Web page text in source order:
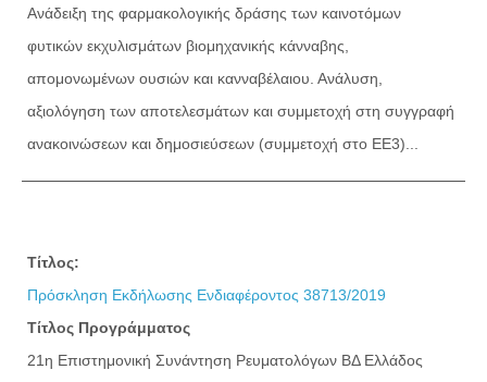
Ανάδειξη της φαρμακολογικής δράσης των καινοτόμων
φυτικών εκχυλισμάτων βιομηχανικής κάνναβης,
απομονωμένων ουσιών και κανναβέλαιου. Ανάλυση,
αξιολόγηση των αποτελεσμάτων και συμμετοχή στη συγγραφή
ανακοινώσεων και δημοσιεύσεων (συμμετοχή στο ΕΕ3)...
Τίτλος:
Πρόσκληση Εκδήλωσης Ενδιαφέροντος 38713/2019
Τίτλος Προγράμματος
21η Επιστημονική Συνάντηση Ρευματολόγων ΒΔ Ελλάδος